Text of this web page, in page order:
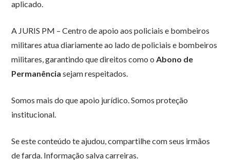
aplicado.
A JURIS PM – Centro de apoio aos policiais e bombeiros
militares atua diariamente ao lado de policiais e bombeiros
militares, garantindo que direitos como o Abono de
Permanência sejam respeitados.
Somos mais do que apoio jurídico. Somos proteção
institucional.
Se este conteúdo te ajudou, compartilhe com seus irmãos
de farda. Informação salva carreiras.